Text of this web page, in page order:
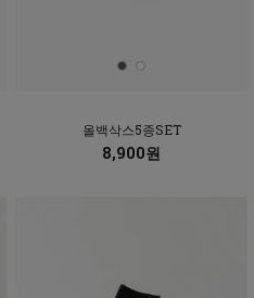
올백삭스5종SET
8,900원